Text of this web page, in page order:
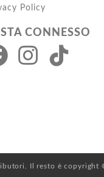
Policy
CONNESSO
Il resto è copyright